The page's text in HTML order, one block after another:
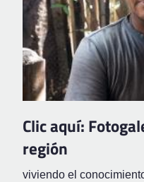
Clic aquí:
región
viviendo el